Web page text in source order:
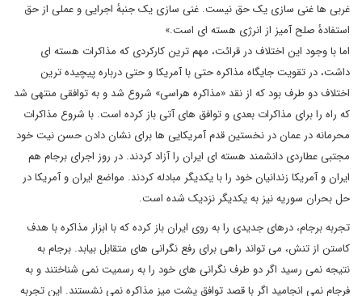
غربی ها غنی سازی یک حق نیست. غنی سازی یک جنبهٔ اجرایی و عملی از حق
استفادهٔ صلح آمیز از انرژی هسته ای است.»
اما با وجود این اختلاف در قرائت، مهم ترین کارکردی که مذاکرات هسته ای
داشت، در تقویت جایگاه مذاکره حتی با آمریکا و حتی درباره پیچیده ترین
اختلاف دو طرف بود که از نقد «مذاکره هراسی» شروع شد و به توافقی منتهی شد
که راه را برای مذاکرات بعدی و توافق های آتی باز کرده است. با شروع مذاکرات
محرمانه در عمان در نخستین قدم آمریکایی ها برای نشان دادن حسن نیت خود
مجتبی عطاردی دانشمند هسته ای ایران را آزاد کردند. در روز اجرای برجام هم
ایران و آمریکا زندانیان خود را با یکدیگر مبادله کردند. مواضع ایران و آمریکا در
حل بحران سوریه نیز به یکدیگر نزدیک شده است.
تجربه برجام، درهای جدیدی را به روی ایران باز کرده که با ابزار مذاکره با هدف
کاستن از تنش، می تواند راهی برای رفع نگرانی های متقابل بیابد. برجام به
نتیجه نمی رسید اگر دو طرف نگرانی های خود را به رسمیت نمی شناختند و به
فرجام نمی انجامید اگر با قصد توافق پشت میز مذاکره نمی نشستند. این تجربه